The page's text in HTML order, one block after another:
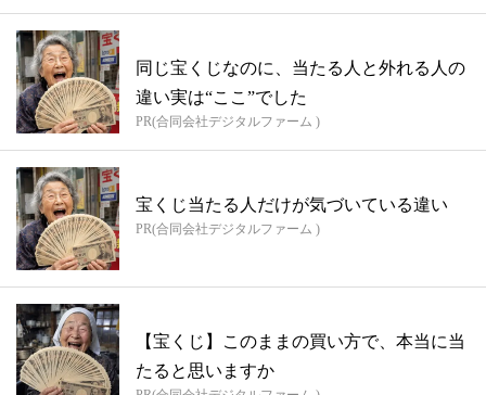
同じ宝くじなのに、当たる人と外れる人の
違い実は“ここ”でした
PR(合同会社デジタルファーム )
宝くじ当たる人だけが気づいている違い
PR(合同会社デジタルファーム )
【宝くじ】このままの買い方で、本当に当
たると思いますか